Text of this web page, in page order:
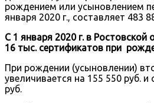
рождением или усыновлением
января 2020 г., составляет 483
С 1 января 2020 г. в
16 тыс. сертификатов при
При рождении (усыновлении)
увеличивается на 155 550 руб. и
руб.